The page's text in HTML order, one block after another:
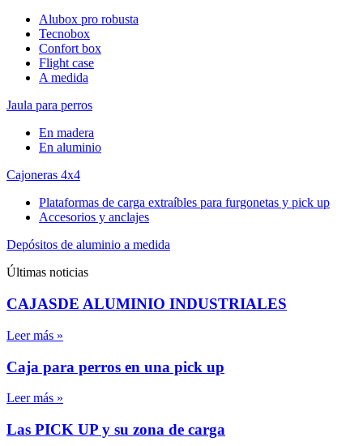
Alubox pro robusta
Tecnobox
Confort box
Flight case
A medida
Jaula para perros
En madera
En aluminio
Cajoneras 4x4
Plataformas de carga extraíbles para furgonetas y pick up
Accesorios y anclajes
Depósitos de aluminio a medida
Últimas noticias
CAJASDE ALUMINIO INDUSTRIALES
Leer más »
Caja para perros en una pick up
Leer más »
Las PICK UP y su zona de carga